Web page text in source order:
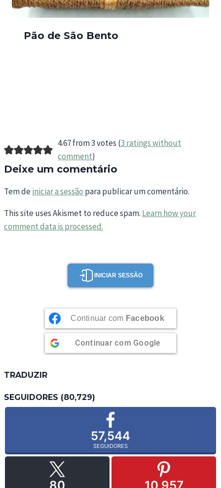
Pão de São Bento
4.67 from 3 votes (3 ratings without
comment)
Deixe um comentário
Tem deiniciar a sessão para publicar um comentário.
This site uses Akismet to reduce spam. Learn how your
comment data is processed.
INICIAR SESSÃO
Continuar com Facebook
Continuar com Google
TRADUZIR
SEGUIDORES (80,729)
57,544
SEGUIDORES